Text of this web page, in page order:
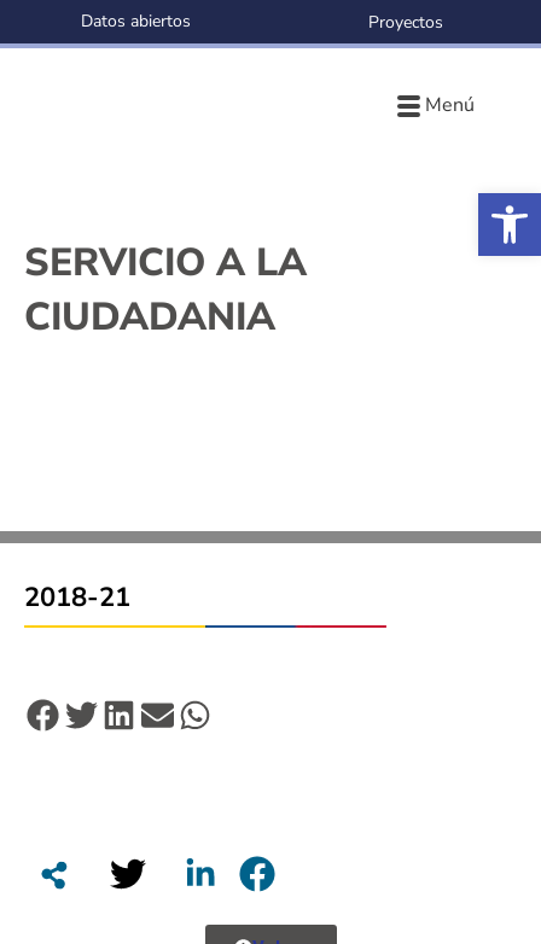
Menú
Datos abiertos Proyectos
SERVICIO A LA
CIUDADANIA
2018-21